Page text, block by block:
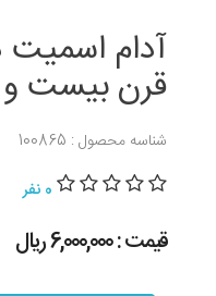
آدام اسمیت
قرن بیست
شناسه محصول : 100865
0 نفر
قیمت : 6,000,000 ريال